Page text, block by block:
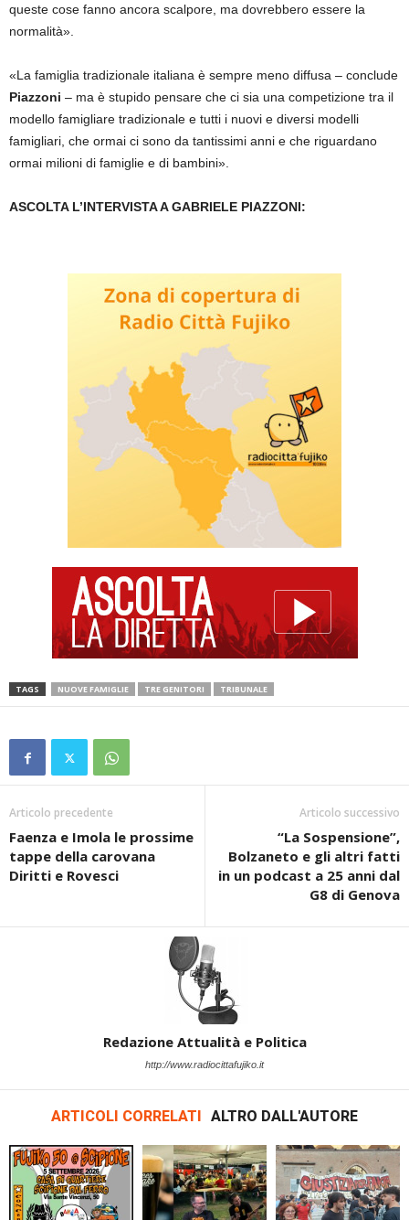
queste cose fanno ancora scalpore, ma dovrebbero essere la
normalità».
«La famiglia tradizionale italiana è sempre meno diffusa – conclude
Piazzoni – ma è stupido pensare che ci sia una competizione tra il
modello famigliare tradizionale e tutti i nuovi e diversi modelli
famigliari, che ormai ci sono da tantissimi anni e che riguardano
ormai milioni di famiglie e di bambini».
ASCOLTA L’INTERVISTA A GABRIELE PIAZZONI:
TAGS NUOVE FAMIGLIE TRE GENITORI TRIBUNALE
Articolo precedente
Faenza e Imola le prossime
tappe della carovana
Diritti e Rovesci
Articolo successivo
“La Sospensione”,
Bolzaneto e gli altri fatti
in un podcast a 25 anni dal
G8 di Genova
Redazione Attualità e Politica
http://www.radiocittafujiko.it
ARTICOLI CORRELATI ALTRO DALL'AUTORE